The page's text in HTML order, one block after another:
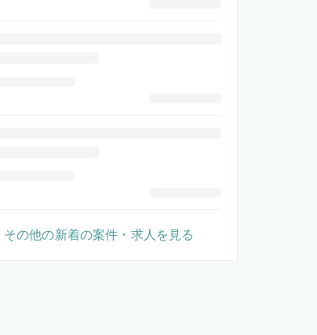
その他の新着の案件・求人を見る